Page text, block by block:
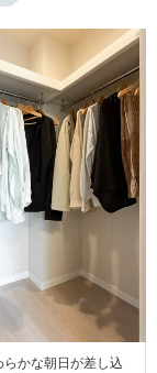
かな朝日が差し込